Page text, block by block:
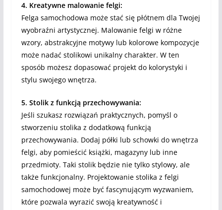
4. Kreatywne malowanie felgi:
Felga samochodowa może stać się płótnem dla Twojej
wyobraźni artystycznej. Malowanie felgi w różne
wzory, abstrakcyjne motywy lub kolorowe kompozycje
może nadać stolikowi unikalny charakter. W ten
sposób możesz dopasować projekt do kolorystyki i
stylu swojego wnętrza.
5. Stolik z funkcją przechowywania:
Jeśli szukasz rozwiązań praktycznych, pomyśl o
stworzeniu stolika z dodatkową funkcją
przechowywania. Dodaj półki lub schowki do wnętrza
felgi, aby pomieścić książki, magazyny lub inne
przedmioty. Taki stolik będzie nie tylko stylowy, ale
także funkcjonalny. Projektowanie stolika z felgi
samochodowej może być fascynującym wyzwaniem,
które pozwala wyrazić swoją kreatywność i